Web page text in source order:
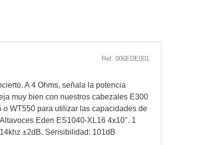
Ref. 006EDE001
A 4 Ohms, señala la potencia
muy bien con nuestros cabezales E300
WT550 para utilizar las capacidades de
Eden ES1040-XL16 4x10". 1
±2dB. Sensibilidad: 101dB